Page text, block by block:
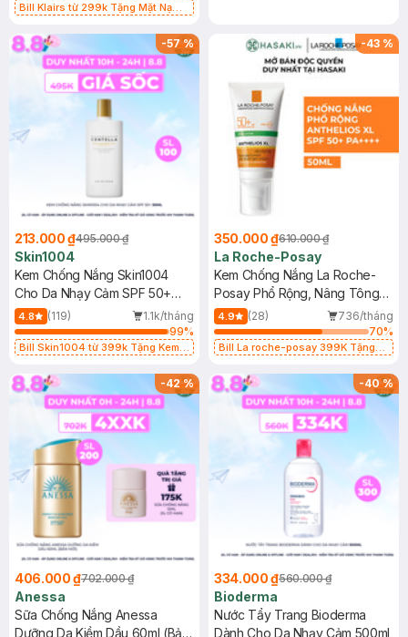
Bill Klairs từ 299k Tặng Mặt Nạ
25ml (SL Có Hạn)
-57%
213.000 ₫495.000 ₫
Skin1004
Kem Chống Nắng Skin1004
Cho Da Nhạy Cảm SPF 50+
50ml
4.8 (119)
1.1k/tháng
99%
Bill Skin1004 từ 399k Tặng Kem
SPF 50+ 20ml (SL Có Hạn)
-43 %
350.000 ₫610.000 ₫
La Roche-Posay
Kem Chống Nắng La Roche-
Posay Phổ Rộng, Nâng Tông
Kiềm Dầu 50ml
4.9 (28)
736/tháng
70%
Bill La roche-posay 399K Tặng
(SL có hạn)
-42%
406.000 ₫702.000 ₫
Anessa
Sữa Chống Nắng Anessa
Dưỡng Da Kiềm Dầu 60ml (Bản
-40%
334.000 ₫560.000 ₫
Bioderma
Nước Tẩy Trang Bioderma
Dành Cho Da Nhạy Cảm 500ml